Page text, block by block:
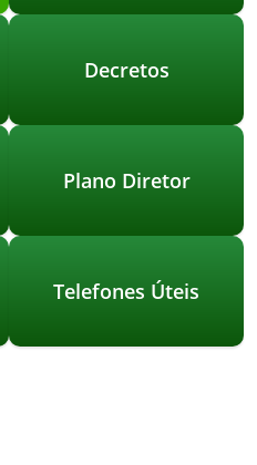
Decretos
Plano Diretor
Telefones Úteis